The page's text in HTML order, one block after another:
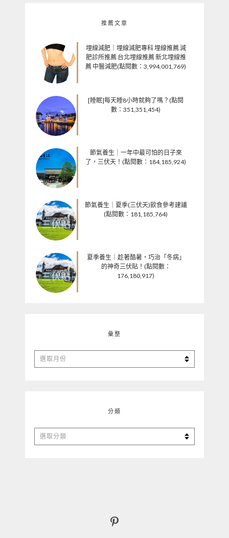
推薦文章
埋線減肥｜埋線減肥專科 埋線推薦 減
肥診所推薦 台北埋線推薦 新北埋線推
薦 中醫減肥(點閱數：3,994,001,769)
[睡眠]每天睡8小時就夠了嗎？(點閱
數：351,351,454)
節氣養生｜一年中最可怕的日子來
了，三伏天！(點閱數：184,185,924)
節氣養生｜夏季(三伏天)飲食參考建議
(點閱數：181,185,764)
夏季養生｜趁著酷暑，巧治「冬病」
的神奇三伏貼！(點閱數：
176,180,917)
彙整
彙
整
分類
分
類